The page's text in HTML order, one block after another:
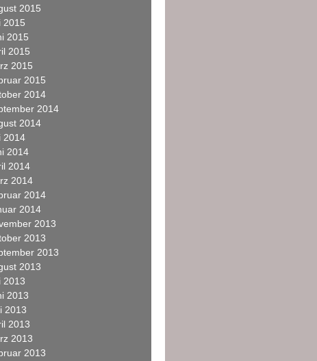
2015
2015
2015
2015
2015
2015
2014
2014
2014
2014
2014
2014
2014
2014
2014
2013
2013
2013
2013
2013
2013
2013
2013
2013
2013